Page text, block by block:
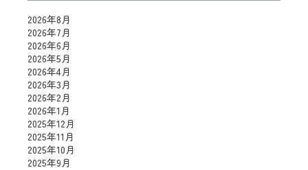
2026年8月
2026年7月
2026年6月
2026年5月
2026年4月
2026年3月
2026年2月
2026年1月
2025年12月
2025年11月
2025年10月
2025年9月